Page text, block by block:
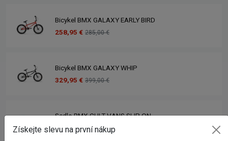
Bicykel BMX GALAXY EARLY BIRD
258,95 € 285,00 €
Bicykel BMX GALAXY WHIP
329,95 € 399,00 €
Sedlo BMX CULT VANS SLIP ON
47,95 €
Získejte slevu na první nákup